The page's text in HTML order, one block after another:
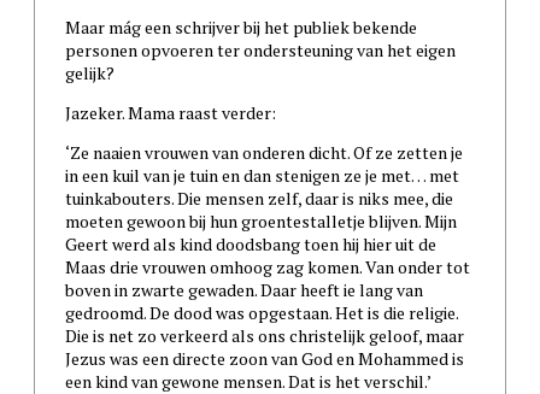
Maar mág een schrijver bij het publiek bekende
personen opvoeren ter ondersteuning van het eigen
gelijk?
Jazeker. Mama raast verder:
‘Ze naaien vrouwen van onderen dicht. Of ze zetten je
in een kuil van je tuin en dan stenigen ze je met… met
tuinkabouters. Die mensen zelf, daar is niks mee, die
moeten gewoon bij hun groentestalletje blijven. Mijn
Geert werd als kind doodsbang toen hij hier uit de
Maas drie vrouwen omhoog zag komen. Van onder tot
boven in zwarte gewaden. Daar heeft ie lang van
gedroomd. De dood was opgestaan. Het is die religie.
Die is net zo verkeerd als ons christelijk geloof, maar
Jezus was een directe zoon van God en Mohammed is
een kind van gewone mensen. Dat is het verschil.’